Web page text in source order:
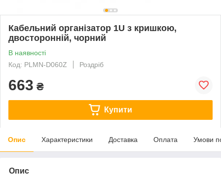
Кабельний організатор 1U з кришкою,
двосторонній, чорний
В наявності
Код: PLMN-D060Z
Роздріб
663 ₴
Купити
Опис Характеристики Доставка Оплата Умови
Опис